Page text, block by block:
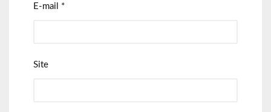
E-mail *
Site